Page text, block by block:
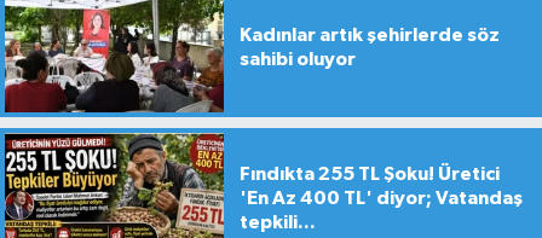
Kadınlar artık şehirlerde söz
sahibi oluyor
Fındıkta 255 TL Şoku! Üretici
'En Az 400 TL' diyor; Vatandaş
tepkili...